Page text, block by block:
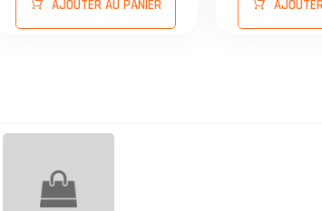
AJOUTER AU PANIER